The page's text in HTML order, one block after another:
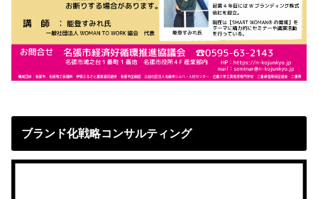
ブランド化戦略コンサルティング